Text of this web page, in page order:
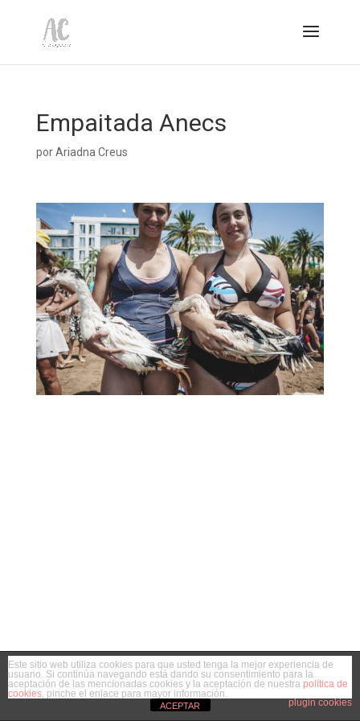
Empaitada Anecs
porAriadna Creus
Este sitio web utiliza cookies para que usted tenga la mejor experiencia de
usuario. Si continúa navegando está dando su consentimiento para la
aceptación de las mencionadas cookies y la aceptación de nuestra política de
cookies, pinche el enlace para mayor información.
plugin cookies
ACEPTAR